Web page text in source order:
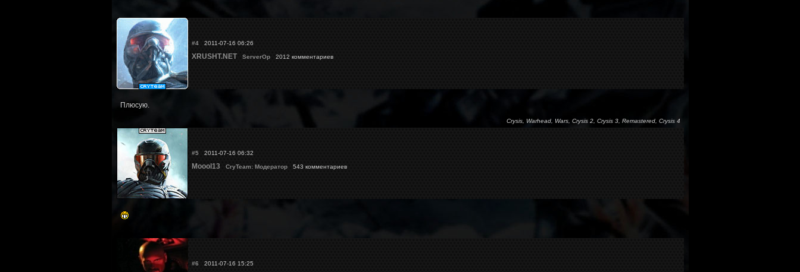
#42011-07-16 06:26
XRUSHT.NET ServerOp2012 комментариев
Плюсую.
Crysis, Warhead, Wars, Crysis 2, Crysis 3, Remastered, Crysis 4
#52011-07-16 06:32
Moool13 CryTeam: Модератор543 комментариев
#6 2011-07-16 15:25